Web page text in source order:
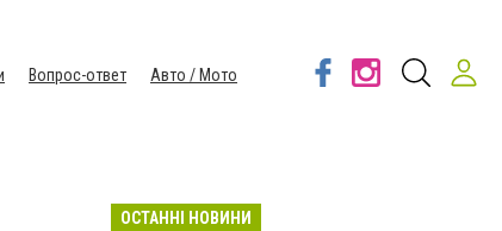
Вопрос-ответ
Авто / Мото
ОСТАННІ НОВИНИ